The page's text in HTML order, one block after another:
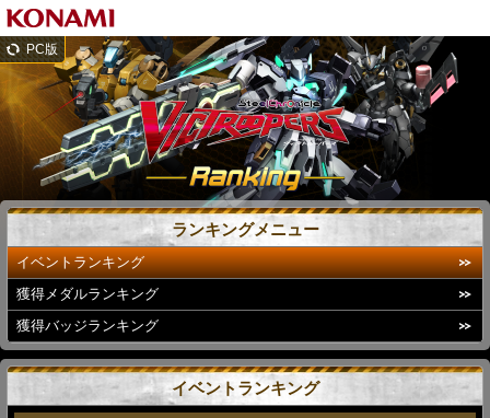
PC版
ランキングメニュー
イベントランキング
獲得メダルランキング
獲得バッジランキング
イベントランキング